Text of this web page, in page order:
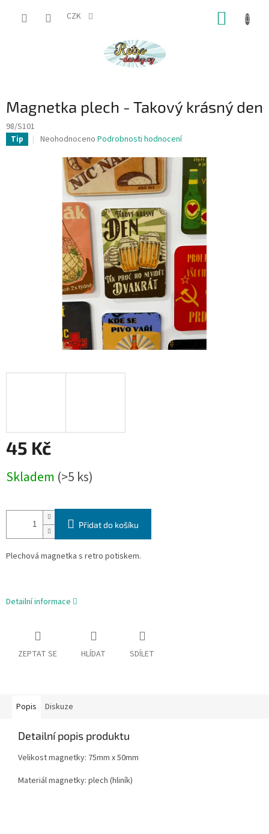
CZK
Magnetka plech - Takový krásný den
98/S101
Tip
Průměrné
produktu
hvězdiček.
Neohodnoceno Podrobnosti hodnocení
45 Kč
cena:
Skladem (>5 ks)
Přidat do košíku
Plechová magnetka s retro potiskem.
Detailní informace
ZEPTAT SE HLÍDAT SDÍLET
Popis Diskuze
Detailní popis produktu
Velikost magnetky: 75mm x 50mm
Materiál magnetky: plech (hliník)